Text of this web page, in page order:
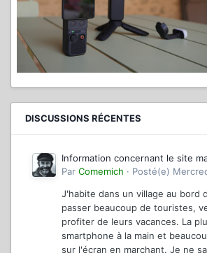
DISCUSSIONS RÉCENTES
Information concernant le site
Par Comemich · Posté(e)
J'habite dans un village au bord
passer beaucoup de touristes,
profiter de leurs vacances. La
smartphone à la main et
sur l'écran en marchant. Je ne